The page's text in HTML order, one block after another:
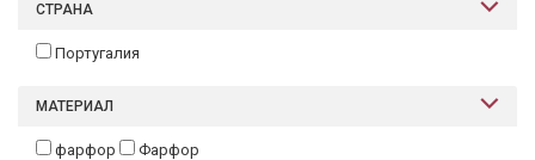
СТРАНА
Португалия
МАТЕРИАЛ
фарфор Фарфор